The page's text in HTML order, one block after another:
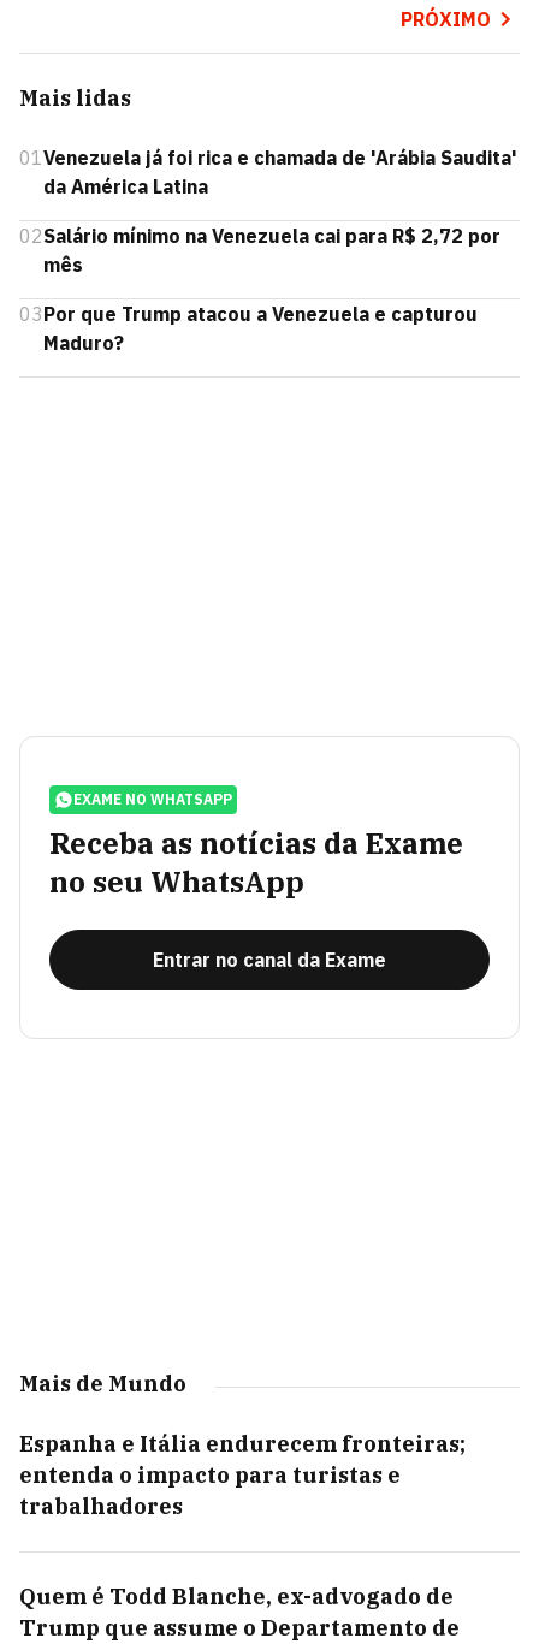
PRÓXIMO
Mais lidas
01Venezuela já foi rica e chamada de 'Arábia Saudita'
da América Latina
02Salário mínimo na Venezuela cai para R$ 2,72 por
mês
03Por que Trump atacou a Venezuela e capturou
Maduro?
EXAME NO WHATSAPP
Receba as notícias da Exame
no seu WhatsApp
Entrar no canal da Exame
Mais de Mundo
Espanha e Itália endurecem fronteiras;
entenda o impacto para turistas e
trabalhadores
Quem é Todd Blanche, ex-advogado de
Trump que assume o Departamento de